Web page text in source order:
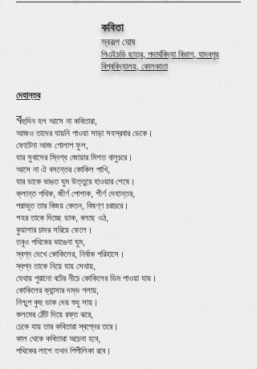
কবিতা
স্বরূপ ঘোষ
পিএইচডি ছাত্র, পদার্থবিদ্যা বিভাগ, যাদবপুর
বিশ্ববিদ্যালয়, কোলকাতা
দেহান্তর
বহুদিন হল আসে না কবিতারা,
আজও তাদের যায়নি পাওয়া সাড়া সহস্রবার ডেকে।
ফোটেনা আজ গোলাপ ফুল,
যার সুবাসের স্নিগ্ধ জোয়ার মিশত বালুচরে।
আসে না ঐ বসন্তের কোকিল পাখি,
যার ডাকে ভাঙত ঘুম উত্তুরে হাওয়ার শেষে।
ক্লান্ত পথিক, জীর্ণ পোশাক, শীর্ণ দেহান্তর,
পরাভূত তার বিজয় কেতন, বিষণ্ণ চরাচরে।
শহর তাকে দিচ্ছে ডাক, বলছে ওঠ,
কুয়াশার চাদর সরিয়ে ফেলে।
তবুও পথিকের ভাঙেনা ঘুম,
স্বপ্ন দেখে কোকিলের, নির্বাক পরিহাসে।
স্বপ্ন তাকে নিয়ে যায় সেথায়,
যেথায় পুরানো বটের নীচে কোকিলের ডিম পাওয়া যায়।
কোকিলের ক্যান্সার দম্ভ গলায়,
নিশ্চুপ কুহু ডাক দেয় শুধু সায়।
কলমের ঠোঁট দিয়ে রক্ত ঝরে,
ঢেকে যায় তার কবিতারা স্বপ্নের তরে।
কাল থেকে কবিতারা অচেনা হবে,
পথিকের লাশে তখন পিপীলিকা রবে।